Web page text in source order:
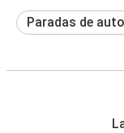
Paradas de